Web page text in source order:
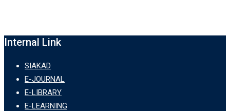
Internal Link
SIAKAD
E-JOURNAL
E-LIBRARY
E-LEARNING